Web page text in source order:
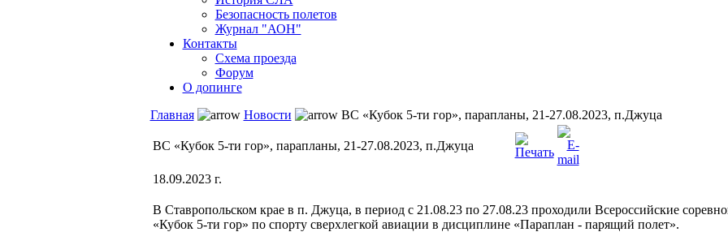
Безопасность полетов
Журнал "АОН"
Контакты
Схема проезда
Форум
О допинге
Главная
Новости ВС «Кубок 5-ти гор», парапланы, 21-27.08.2023, п.Джуца
ВС «Кубок 5-ти гор», парапланы, 21-27.08.2023, п.Джуца
18.09.2023 г.
В Ставропольском крае в п. Джуца, в период с 21.08.23 по 27.08.23 проходили Всероссийские
«Кубок 5-ти гор» по спорту сверхлегкой авиации в дисциплине «Параплан - парящий полет».